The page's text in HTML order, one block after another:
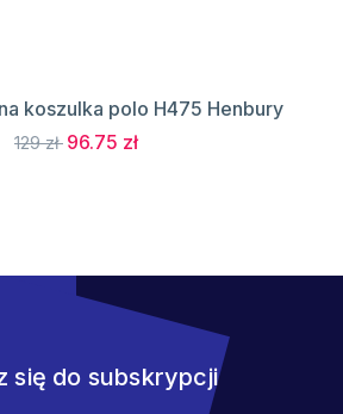
koszulka polo H475 Henbury
129 zł 96.75 zł
się do subskrypcji